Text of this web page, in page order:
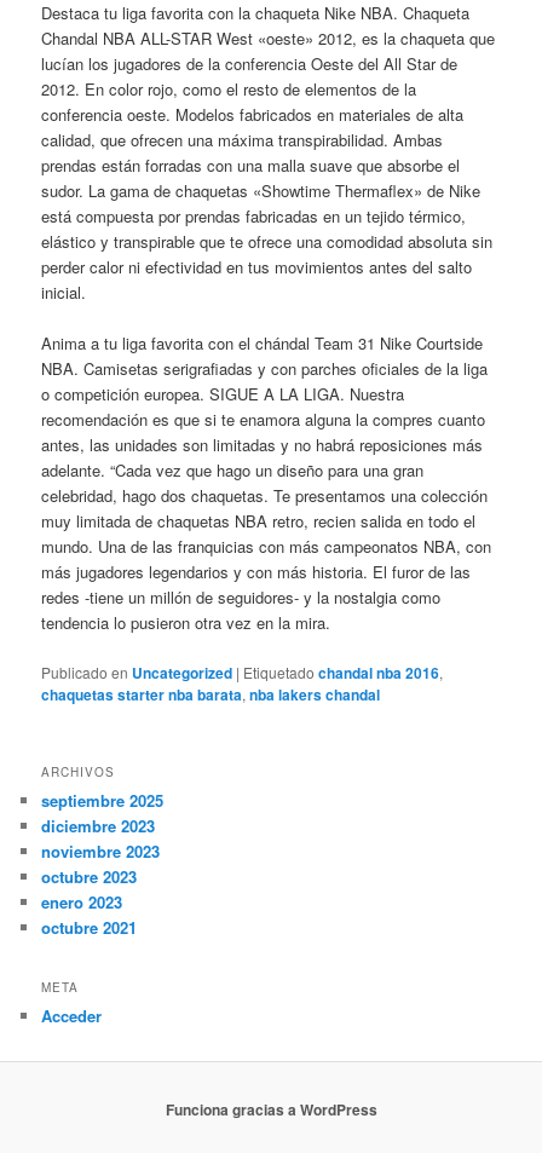
Destaca tu liga favorita con la chaqueta Nike NBA. Chaqueta
Chandal NBA ALL-STAR West «oeste» 2012, es la chaqueta que
lucían los jugadores de la conferencia Oeste del All Star de
2012. En color rojo, como el resto de elementos de la
conferencia oeste. Modelos fabricados en materiales de alta
calidad, que ofrecen una máxima transpirabilidad. Ambas
prendas están forradas con una malla suave que absorbe el
sudor. La gama de chaquetas «Showtime Thermaflex» de Nike
está compuesta por prendas fabricadas en un tejido térmico,
elástico y transpirable que te ofrece una comodidad absoluta sin
perder calor ni efectividad en tus movimientos antes del salto
inicial.
Anima a tu liga favorita con el chándal Team 31 Nike Courtside
NBA. Camisetas serigrafiadas y con parches oficiales de la liga
o competición europea. SIGUE A LA LIGA. Nuestra
recomendación es que si te enamora alguna la compres cuanto
antes, las unidades son limitadas y no habrá reposiciones más
adelante. “Cada vez que hago un diseño para una gran
celebridad, hago dos chaquetas. Te presentamos una colección
muy limitada de chaquetas NBA retro, recien salida en todo el
mundo. Una de las franquicias con más campeonatos NBA, con
más jugadores legendarios y con más historia. El furor de las
redes -tiene un millón de seguidores- y la nostalgia como
tendencia lo pusieron otra vez en la mira.
Publicado en Uncategorized | Etiquetado chandal nba 2016,
chaquetas starter nba barata,nba lakers chandal
ARCHIVOS
septiembre 2025
diciembre 2023
noviembre 2023
octubre 2023
enero 2023
octubre 2021
META
Acceder
Funciona gracias a WordPress